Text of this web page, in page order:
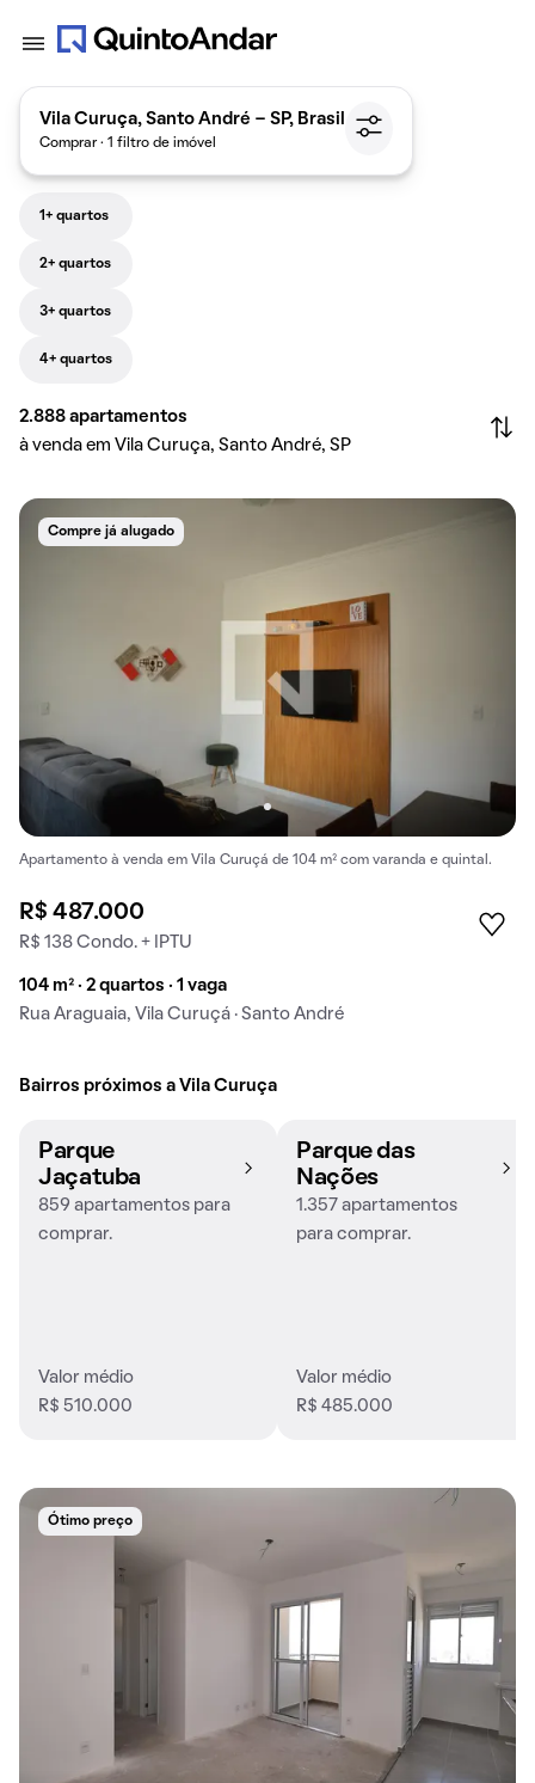
Vila Curuça, Santo André - SP, Brasil
Comprar · 1 filtro de imóvel
1+ quartos
2+ quartos
3+ quartos
4+ quartos
2.888 apartamentos
à venda em Vila Curuça, Santo André, SP
Compre já alugado
Apartamento à venda em Vila Curuçá de 104 m² com varanda e quintal.
R$ 487.000
R$ 138 Condo. + IPTU
104 m² · 2 quartos · 1 vaga
Rua Araguaia, Vila Curuçá · Santo André
Bairros próximos a Vila Curuça
Parque
Jaçatuba
859 apartamentos para
comprar.
Valor médio
R$ 510.000
Parque das
Nações
1.357 apartamentos
para comprar.
Valor médio
R$ 485.000
Ótimo preço